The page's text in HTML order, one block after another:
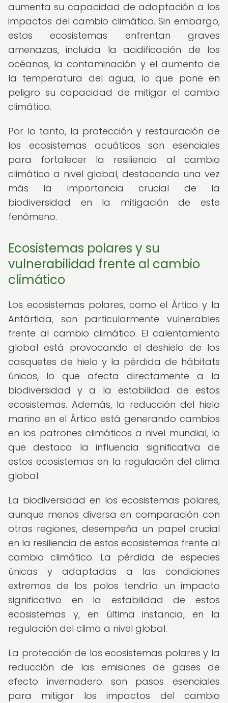
aumenta su capacidad de adaptación a los
impactos del cambio climático. Sin embargo,
estos ecosistemas enfrentan graves
amenazas, incluida la acidificación de los
océanos, la contaminación y el aumento de
la temperatura del agua, lo que pone en
peligro su capacidad de mitigar el cambio
climático.
Por lo tanto, la protección y restauración de
los ecosistemas acuáticos son esenciales
para fortalecer la resiliencia al cambio
climático a nivel global, destacando una vez
más la importancia crucial de la
biodiversidad en la mitigación de este
fenómeno.
Ecosistemas polares y su
vulnerabilidad frente al cambio
climático
Los ecosistemas polares, como el Ártico y la
Antártida, son particularmente vulnerables
frente al cambio climático. El calentamiento
global está provocando el deshielo de los
casquetes de hielo y la pérdida de hábitats
únicos, lo que afecta directamente a la
biodiversidad y a la estabilidad de estos
ecosistemas. Además, la reducción del hielo
marino en el Ártico está generando cambios
en los patrones climáticos a nivel mundial, lo
que destaca la influencia significativa de
estos ecosistemas en la regulación del clima
global.
La biodiversidad en los ecosistemas polares,
aunque menos diversa en comparación con
otras regiones, desempeña un papel crucial
en la resiliencia de estos ecosistemas frente al
cambio climático. La pérdida de especies
únicas y adaptadas a las condiciones
extremas de los polos tendría un impacto
significativo en la estabilidad de estos
ecosistemas y, en última instancia, en la
regulación del clima a nivel global.
La protección de los ecosistemas polares y la
reducción de las emisiones de gases de
efecto invernadero son pasos esenciales
para mitigar los impactos del cambio